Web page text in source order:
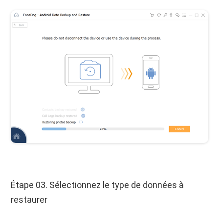
Étape 03. Sélectionnez le type de données à
restaurer